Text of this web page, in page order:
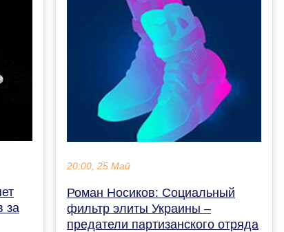
за
20:00, 25 Май
Роман Носиков: Социальный
фильтр элиты Украины –
предатели партизанского отряда